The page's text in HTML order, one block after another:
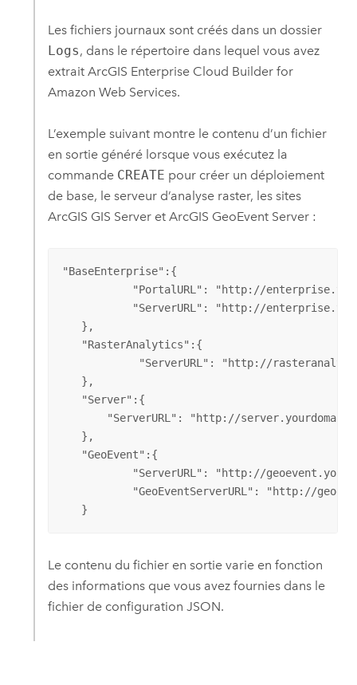
Les fichiers journaux sont créés dans un dossier
Logs, dans le répertoire dans lequel vous avez
extrait ArcGIS Enterprise Cloud Builder for
Amazon Web Services.
L’exemple suivant montre le contenu d’un fichier
en sortie généré lorsque vous exécutez la
commande CREATE pour créer un déploiement
de base, le serveur d’analyse raster, les sites
ArcGIS GIS Serveret ArcGIS GeoEvent Server:
"BaseEnterprise":{
"PortalURL": "http://
"ServerURL": "http://
   },
   "RasterAnalytics":{
"ServerURL": "http://
   },
   "Server":{
"ServerURL": "http://
   },
   "GeoEvent":{
"ServerURL": "http://
"GeoEventServerURL": "http://
   }
Le contenu du fichier en sortie varie en fonction
des informations que vous avez fournies dans le
fichier de configuration JSON.